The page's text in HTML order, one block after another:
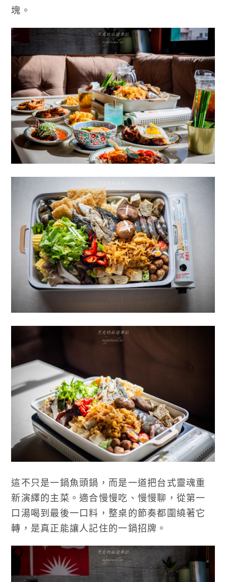
塊。
這不只是一鍋魚頭鍋，而是一道把台式靈魂重
新演繹的主菜。適合慢慢吃、慢慢聊，從第一
口湯喝到最後一口料，整桌的節奏都圍繞著它
轉，是真正能讓人記住的一鍋招牌。